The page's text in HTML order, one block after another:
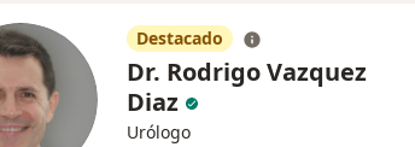
Destacado
Dr. Rodrigo Vazquez
Diaz
Urólogo